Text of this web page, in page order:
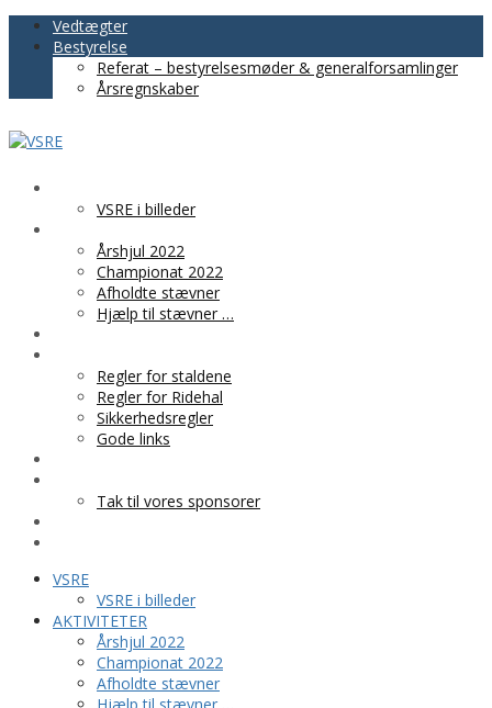
Vedtægter
Bestyrelse
Referat – bestyrelsesmøder & generalforsamlinger
Årsregnskaber
VSRE i billeder
Årshjul 2022
Championat 2022
Afholdte stævner
Hjælp til stævner …
Regler for staldene
Regler for Ridehal
Sikkerhedsregler
Gode links
Tak til vores sponsorer
VSRE
VSRE i billeder
AKTIVITETER
Årshjul 2022
Championat 2022
Afholdte stævner